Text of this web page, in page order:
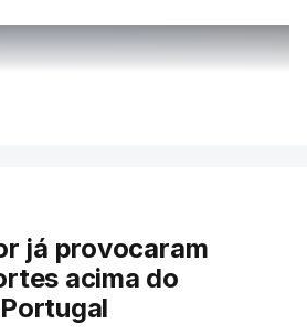
na escola secundária de
já provocaram
acima do